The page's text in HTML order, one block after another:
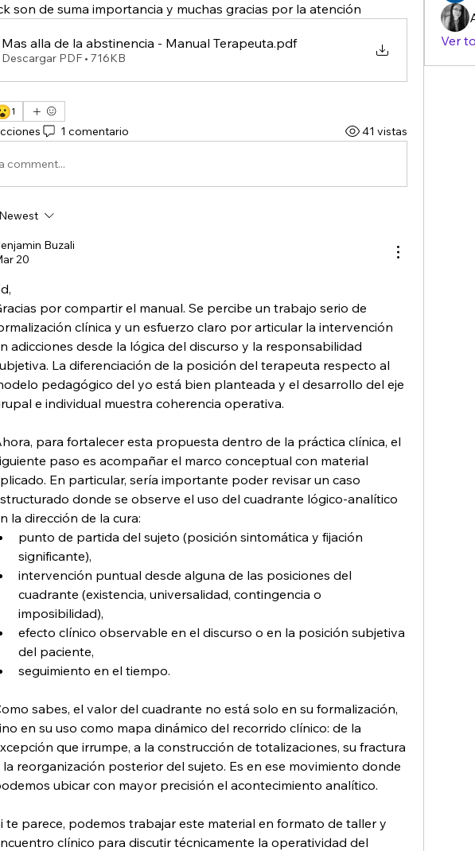
son de suma importancia y muchas gracias por la atención
Mas alla de la abstinencia - Manual Terapeuta.pdf
Descargar PDF • 716KB
1
1 comentario 41 vistas
comment...
Newest
Buzali
20
por compartir el manual. Se percibe un trabajo serio de
clínica y un esfuerzo claro por articular la intervención
adicciones desde la lógica del discurso y la responsabilidad
La diferenciación de la posición del terapeuta respecto al
pedagógico del yo está bien planteada y el desarrollo del eje
e individual muestra coherencia operativa.
para fortalecer esta propuesta dentro de la práctica clínica, el
paso es acompañar el marco conceptual con material
En particular, sería importante poder revisar un caso
donde se observe el uso del cuadrante lógico-analítico
la dirección de la cura:
punto de partida del sujeto (posición sintomática y fijación
significante),
intervención puntual desde alguna de las posiciones del
cuadrante (existencia, universalidad, contingencia o
imposibilidad),
efecto clínico observable en el discurso o en la posición subjetiva
del paciente,
seguimiento en el tiempo.
sabes, el valor del cuadrante no está solo en su formalización,
en su uso como mapa dinámico del recorrido clínico: de la
que irrumpe, a la construcción de totalizaciones, su fractura
la reorganización posterior del sujeto. Es en ese movimiento donde
ubicar con mayor precisión el acontecimiento analítico.
te parece, podemos trabajar este material en formato de taller y
clínico para discutir técnicamente la operatividad del
Ver